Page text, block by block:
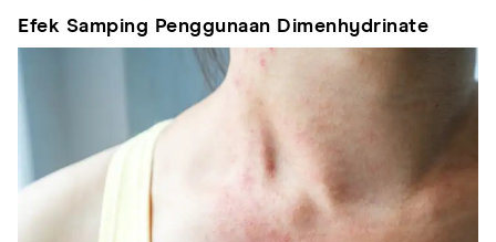
Efek Samping Penggunaan Dimenhydrinate